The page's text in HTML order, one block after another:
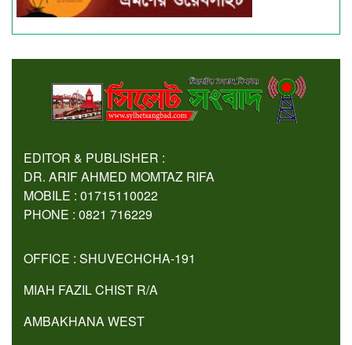
EDITOR & PUBLISHER :
DR. ARIF AHMED MOMTAZ RIFA
MOBILE : 01715110022
PHONE : 0821 716229
OFFICE : SHUVECHCHA-191
MIAH FAZIL CHIST R/A
AMBAKHANA WEST